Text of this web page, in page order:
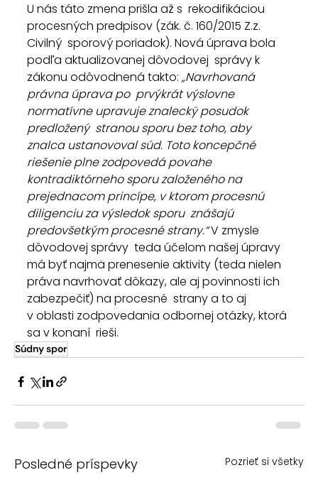
U nás táto zmena prišla až s  rekodifikáciou
procesných predpisov (zák. č. 160/2015 Z.z.
Civilný  sporový poriadok). Nová úprava bola
podľa aktualizovanej dôvodovej  správy k
zákonu odôvodnená takto: „Navrhovaná
právna úprava po  prvýkrát výslovne
normatívne upravuje znalecký posudok
predložený  stranou sporu bez toho, aby
znalca ustanovoval súd. Toto koncepčné
riešenie plne zodpovedá povahe
kontradiktórneho sporu založeného na
prejednacom princípe, v ktorom procesnú
diligenciu za výsledok sporu  znášajú
predovšetkým procesné strany.“ V zmysle
dôvodovej správy  teda účelom našej úpravy
má byť najmä prenesenie aktivity (teda nielen
práva navrhovať dôkazy, ale aj povinnosti ich
zabezpečiť) na procesné  strany a to aj
v oblasti zodpovedania odbornej otázky, ktorá
sa v konaní  rieši.
Súdny spor
Posledné príspevky Pozrieť si všetky